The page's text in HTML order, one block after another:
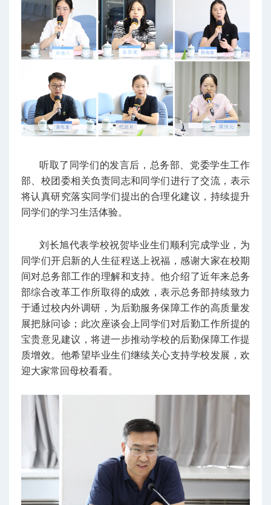
听取了同学们的发言后，总务部、党委学生工作
部、校团委相关负责同志和同学们进行了交流，表示
将认真研究落实同学们提出的合理化建议，持续提升
同学们的学习生活体验。
刘长旭代表学校祝贺毕业生们顺利完成学业，为
同学们开启新的人生征程送上祝福，感谢大家在校期
间对总务部工作的理解和支持。他介绍了近年来总务
部综合改革工作所取得的成效，表示总务部持续致力
于通过校内外调研，为后勤服务保障工作的高质量发
展把脉问诊；此次座谈会上同学们对后勤工作所提的
宝贵意见建议，将进一步推动学校的后勤保障工作提
质增效。他希望毕业生们继续关心支持学校发展，欢
迎大家常回母校看看。